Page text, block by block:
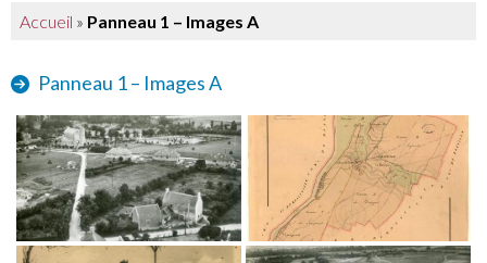
Accueil » Panneau 1 – Images A
Panneau 1 – Images A